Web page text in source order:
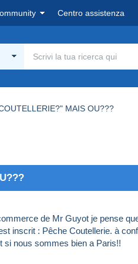
Centro assistenza
MAIS OU???
de Mr Guyot je pense
inscrit : Pêche Coutellerie. à
si nous sommes bien a Paris!!